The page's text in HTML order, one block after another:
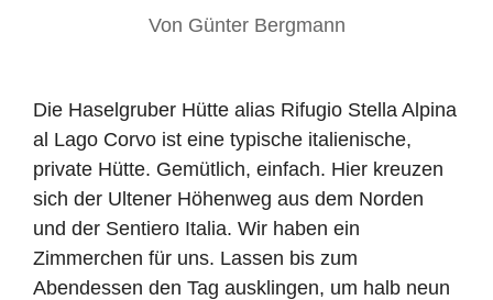
Von Günter Bergmann
Die Haselgruber Hütte alias Rifugio Stella Alpina
al Lago Corvo ist eine typische italienische,
private Hütte. Gemütlich, einfach. Hier kreuzen
sich der Ultener Höhenweg aus dem Norden
und der Sentiero Italia. Wir haben ein
Zimmerchen für uns. Lassen bis zum
Abendessen den Tag ausklingen, um halb neun